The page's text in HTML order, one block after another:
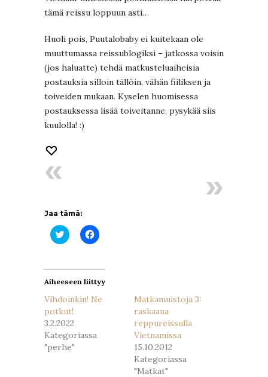
tämä reissu loppuun asti…
Huoli pois, Puutalobaby ei kuitekaan ole
muuttumassa reissublogiksi – jatkossa voisin
(jos haluatte) tehdä matkusteluaiheisia
postauksia silloin tällöin, vähän fiiliksen ja
toiveiden mukaan. Kyselen huomisessa
postauksessa lisää toiveitanne, pysykää siis
kuulolla! :)
Jaa tämä:
Jaa
Twitterissä(Avautuu
Jaa
Facebookissa(Avautuu
Aiheeseen liittyy
Vihdoinkin! Ne
potkut!
3.2.2022
Kategoriassa
"perhe"
Matkamuistoja 3:
raskaana
reppureissulla
Vietnamissa
15.10.2012
Kategoriassa
"Matkat"